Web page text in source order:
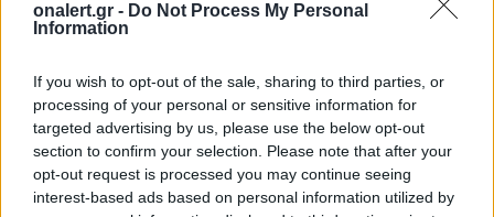
onalert.gr - Do Not Process My Personal
Information
If you wish to opt-out of the sale, sharing to third parties, or
processing of your personal or sensitive information for
targeted advertising by us, please use the below opt-out
section to confirm your selection. Please note that after your
opt-out request is processed you may continue seeing
interest-based ads based on personal information utilized by